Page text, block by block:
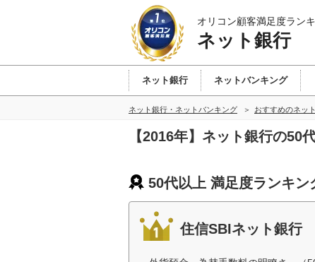
オリコン顧客満足度ラン
ネット銀行
ネット銀行 ネットバンキング
ネット銀行・ネットバンキング おすすめのネッ
【2016年】ネット銀行の50
50代以上 満足度ランキン
住信SBIネット銀行